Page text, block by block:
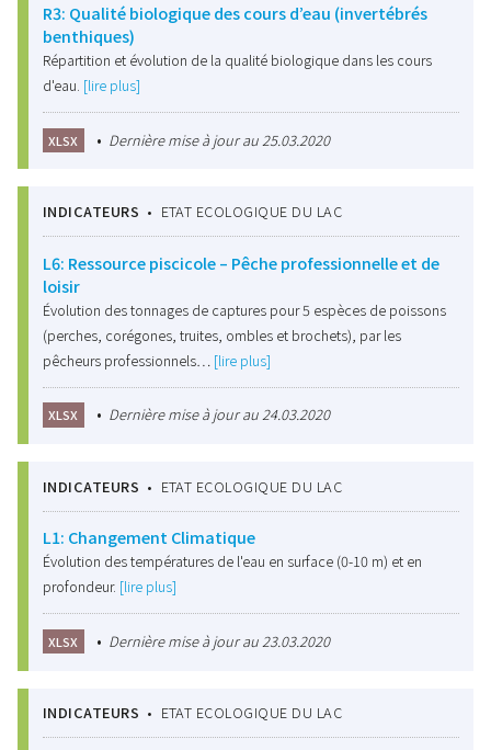
R3: Qualité biologique des cours d’eau (invertébrés
benthiques)
Répartition et évolution de la qualité biologique dans les cours
d'eau. [lire plus]
XLSX • Dernière mise à jour au 25.03.2020
INDICATEURS • ETAT ECOLOGIQUE DU LAC
L6: Ressource piscicole – Pêche professionnelle et de
loisir
Évolution des tonnages de captures pour 5 espèces de poissons
(perches, corégones, truites, ombles et brochets), par les
pêcheurs professionnels… [lire plus]
XLSX • Dernière mise à jour au 24.03.2020
INDICATEURS • ETAT ECOLOGIQUE DU LAC
L1: Changement Climatique
Évolution des températures de l'eau en surface (0-10 m) et en
profondeur. [lire plus]
XLSX • Dernière mise à jour au 23.03.2020
INDICATEURS • ETAT ECOLOGIQUE DU LAC